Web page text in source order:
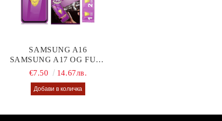
SAMSUNG A16
SAMSUNG A17 OG FULL
GLUE GLASS
€7.50 14.67лв.